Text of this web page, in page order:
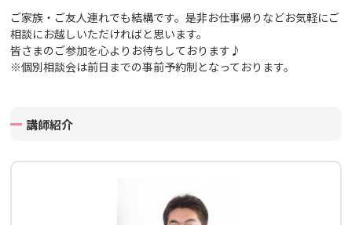
ご家族・ご友人連れでも結構です。是非お仕事帰りなどお気軽にご
相談にお越しいただければと思います。
皆さまのご参加を心よりお待ちしております♪
※個別相談会は前日までの事前予約制となっております。
講師紹介